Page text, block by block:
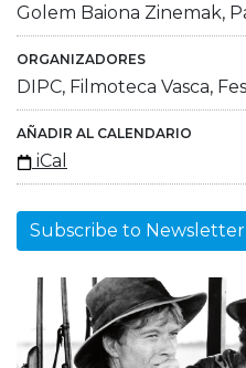
Golem Baiona Zinemak,
ORGANIZADORES
DIPC, Filmoteca Vasca,
AÑADIR AL CALENDARIO
iCal
Subscribe to Newsletter